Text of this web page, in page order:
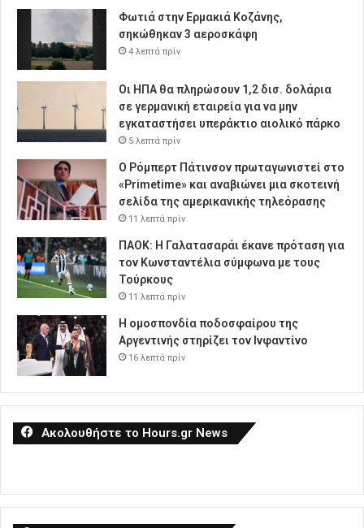
Φωτιά στην Ερμακιά Κοζάνης,
σηκώθηκαν 3 αεροσκάφη
4 λεπτά πρίν
Οι ΗΠΑ θα πληρώσουν 1,2 δισ. δολάρια
σε γερμανική εταιρεία για να μην
εγκαταστήσει υπεράκτιο αιολικό πάρκο
5 λεπτά πρίν
Ο Ρόμπερτ Πάτινσον πρωταγωνιστεί στο
«Primetime» και αναβιώνει μια σκοτεινή
σελίδα της αμερικανικής τηλεόρασης
11 λεπτά πρίν
ΠΑΟΚ: Η Γαλατασαράι έκανε πρόταση για
τον Κωνσταντέλια σύμφωνα με τους
Τούρκους
11 λεπτά πρίν
Η ομοσπονδία ποδοσφαίρου της
Αργεντινής στηρίζει τον Ινφαντίνο
16 λεπτά πρίν
Ακολουθήστε το Hours.gr News